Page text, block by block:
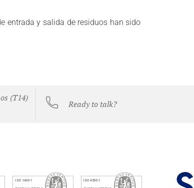
entrada y salida de residuos han sido
(T14)
Ready to talk?